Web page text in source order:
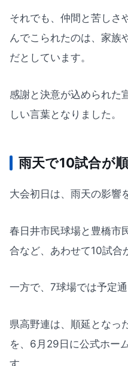
それでも、仲間と苦しさ
んでこられたのは、家族
だとしています。
感謝と決意が込められた
しい言葉となりました。
雨天で10試合が
大会初日は、雨天の影響
春日井市民球場と豊橋市
合など、あわせて10試合
一方で、7球場では予定
県高野連は、順延となっ
を、6月29日に公式ホー